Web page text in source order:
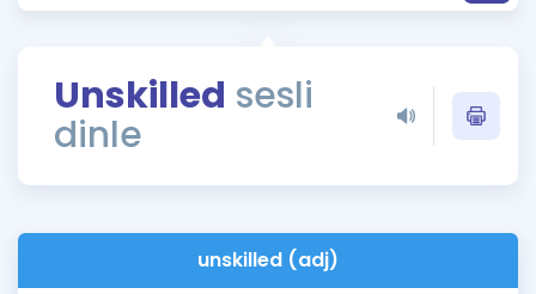
Rehberlik Aracı
ÖSYM Sınav Takvimi
Unskilled sesli
dinle
unskilled (adj)